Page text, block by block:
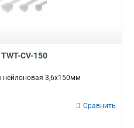
CV-150
нейлоновая 3,6х150мм
Сравнить